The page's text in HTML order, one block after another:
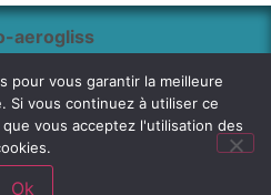
04170 Saint André les Alpes │
légales et CGV│ Site réalisé
etPanier de Pixels
pour vous garantir la meilleure
Si vous continuez à utiliser ce
vous acceptez l'utilisation des
Ok